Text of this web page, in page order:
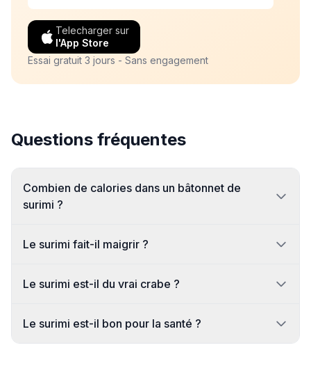
Telecharger sur
l'App Store
Essai gratuit 3 jours - Sans engagement
Questions fréquentes
Combien de calories dans un bâtonnet de
surimi ?
Le surimi fait-il maigrir ?
Le surimi est-il du vrai crabe ?
Le surimi est-il bon pour la santé ?